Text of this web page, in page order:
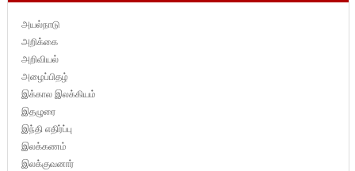
அயல்நாடு
அறிக்கை
அறிவியல்
அழைப்பிதழ்
இக்கால இலக்கியம்
இதழுரை
இந்தி எதிர்ப்பு
இலக்கணம்
இலக்குவனார்